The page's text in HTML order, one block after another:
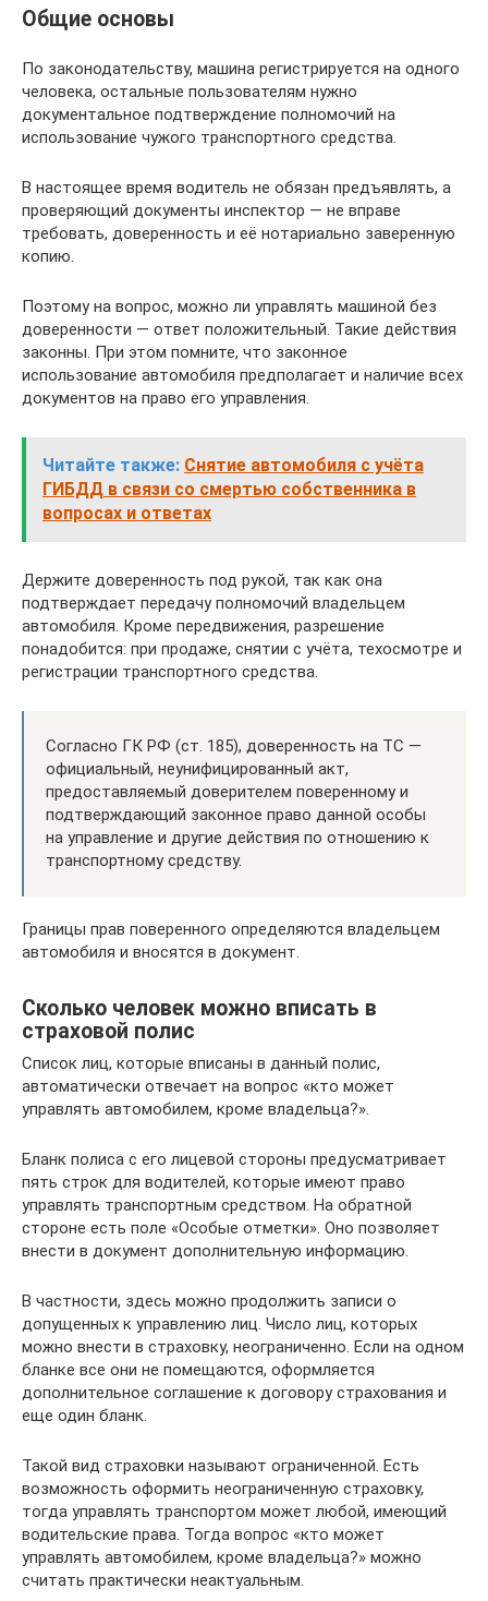
Общие основы
По законодательству, машина регистрируется на одного
человека, остальные пользователям нужно
документальное подтверждение полномочий на
использование чужого транспортного средства.
В настоящее время водитель не обязан предъявлять, а
проверяющий документы инспектор — не вправе
требовать, доверенность и её нотариально заверенную
копию.
Поэтому на вопрос, можно ли управлять машиной без
доверенности — ответ положительный. Такие действия
законны. При этом помните, что законное
использование автомобиля предполагает и наличие всех
документов на право его управления.
Читайте также: Снятие автомобиля с учёта
ГИБДД в связи со смертью собственника в
вопросах и ответах
Держите доверенность под рукой, так как она
подтверждает передачу полномочий владельцем
автомобиля. Кроме передвижения, разрешение
понадобится: при продаже, снятии с учёта, техосмотре и
регистрации транспортного средства.
Согласно ГК РФ (ст. 185), доверенность на ТС —
официальный, неунифицированный акт,
предоставляемый доверителем поверенному и
подтверждающий законное право данной особы
на управление и другие действия по отношению к
транспортному средству.
Границы прав поверенного определяются владельцем
автомобиля и вносятся в документ.
Сколько человек можно вписать в
страховой полис
Список лиц, которые вписаны в данный полис,
автоматически отвечает на вопрос «кто может
управлять автомобилем, кроме владельца?».
Бланк полиса с его лицевой стороны предусматривает
пять строк для водителей, которые имеют право
управлять транспортным средством. На обратной
стороне есть поле «Особые отметки». Оно позволяет
внести в документ дополнительную информацию.
В частности, здесь можно продолжить записи о
допущенных к управлению лиц. Число лиц, которых
можно внести в страховку, неограниченно. Если на одном
бланке все они не помещаются, оформляется
дополнительное соглашение к договору страхования и
еще один бланк.
Такой вид страховки называют ограниченной. Есть
возможность оформить неограниченную страховку,
тогда управлять транспортом может любой, имеющий
водительские права. Тогда вопрос «кто может
управлять автомобилем, кроме владельца?» можно
считать практически неактуальным.